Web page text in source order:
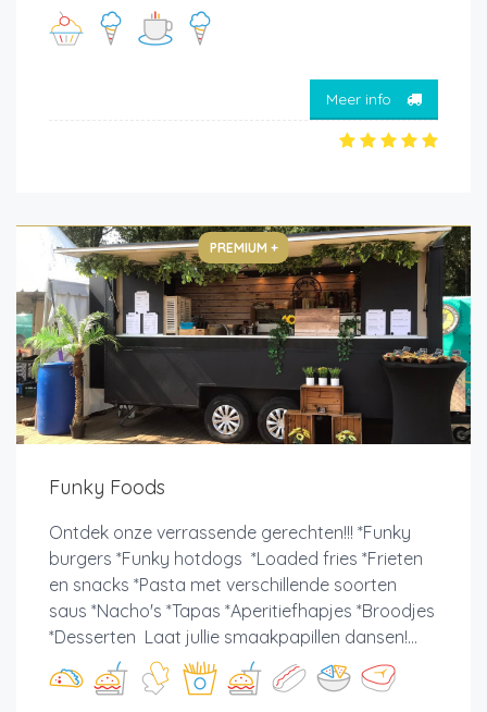
Meer info
PREMIUM +
Funky Foods
Ontdek onze verrassende gerechten!!! *Funky
burgers *Funky hotdogs *Loaded fries *Frieten
en snacks *Pasta met verschillende soorten
saus *Nacho's *Tapas *Aperitiefhapjes *Broodjes
*Desserten Laat jullie smaakpapillen dansen!...